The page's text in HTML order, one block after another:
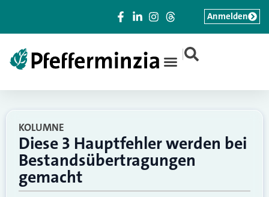
|
Anmelden
KOLUMNE
Diese 3 Hauptfehler werden bei
Bestandsübertragungen
gemacht